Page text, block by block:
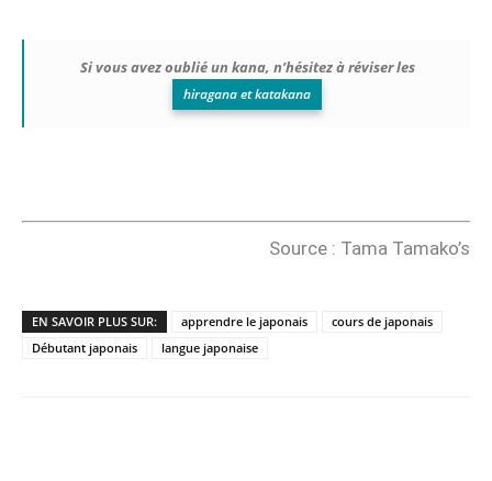
Si vous avez oublié un kana, n’hésitez à réviser les
hiragana et katakana
Source : Tama Tamako’s
EN SAVOIR PLUS SUR: apprendre le japonais
cours de japonais
Débutant japonais
langue japonaise